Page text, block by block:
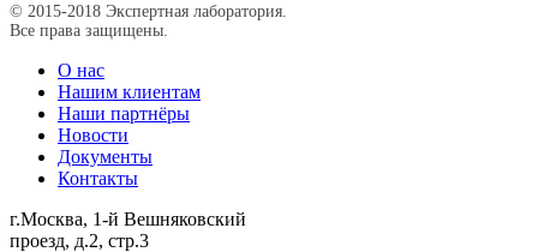
© 2015-2018 Экспертная лаборатория.
Все права защищены.
О нас
Нашим клиентам
Наши партнёры
Новости
Документы
Контакты
г.Москва, 1-й Вешняковский
проезд, д.2, стр.3